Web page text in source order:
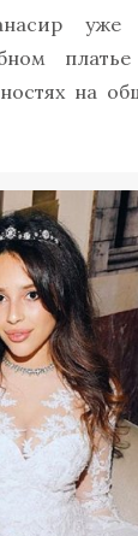
уже
на